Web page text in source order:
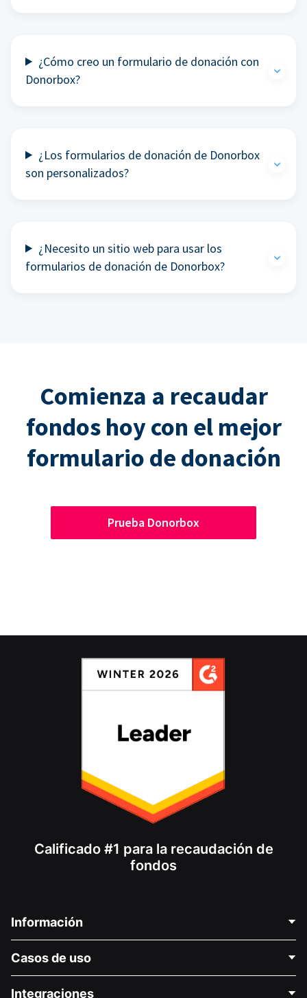
¿Cómo creo un formulario de donación con
Donorbox?
¿Los formularios de donación de Donorbox
son personalizados?
¿Necesito un sitio web para usar los
formularios de donación de Donorbox?
Comienza a recaudar
fondos hoy con el mejor
formulario de donación
Prueba Donorbox
Calificado #1 para la recaudación de
fondos
Información
Acerca de nosotros
Casos de uso
Integraciones